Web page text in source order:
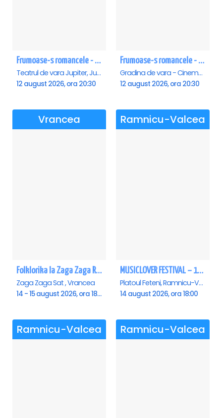
Frumoase-s romancele - Jupiter
Teatrul de vara Jupiter, Jupiter
12 august 2026, ora 20:30
Frumoase-s romancele - Saturn
Gradina de vara - Cinema Saturn, Saturn
12 august 2026, ora 20:30
Vrancea
Folklorika la Zaga Zaga Resort - Anulat
Zaga Zaga Sat , Vrancea
14 - 15 august 2026, ora 18:00
Ramnicu-Valcea
MUSICLOVER FESTIVAL – 14 August – Puya, Johny Romano, Shift, Badd G, DJ Matei & Bogdanov
Platoul Feteni, Ramnicu-Valcea
14 august 2026, ora 18:00
Ramnicu-Valcea Ramnicu-Valcea